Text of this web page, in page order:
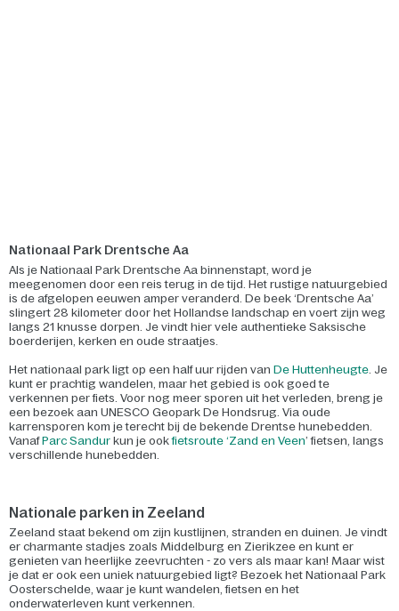
Nationaal Park Drentsche Aa
Als je Nationaal Park Drentsche Aa binnenstapt, word je
meegenomen door een reis terug in de tijd. Het rustige natuurgebied
is de afgelopen eeuwen amper veranderd. De beek ‘Drentsche Aa’
slingert 28 kilometer door het Hollandse landschap en voert zijn weg
langs 21 knusse dorpen. Je vindt hier vele authentieke Saksische
boerderijen, kerken en oude straatjes.
Het nationaal park ligt op een half uur rijden van De Huttenheugte. Je
kunt er prachtig wandelen, maar het gebied is ook goed te
verkennen per fiets. Voor nog meer sporen uit het verleden, breng je
een bezoek aan UNESCO Geopark De Hondsrug. Via oude
karrensporen kom je terecht bij de bekende Drentse hunebedden.
VanafParc Sandur kun je ookfietsroute ‘Zand en Veen’ fietsen, langs
verschillende hunebedden.
Nationale parken in Zeeland
Zeeland staat bekend om zijn kustlijnen, stranden en duinen. Je vindt
er charmante stadjes zoals Middelburg en Zierikzee en kunt er
genieten van heerlijke zeevruchten - zo vers als maar kan! Maar wist
je dat er ook een uniek natuurgebied ligt? Bezoek het Nationaal Park
Oosterschelde, waar je kunt wandelen, fietsen en het
onderwaterleven kunt verkennen.